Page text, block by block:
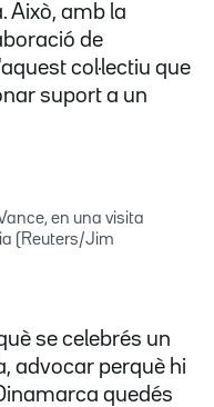
Això, amb la
de
col·lectiu que
suport a un
en una visita
(Reuters/Jim
se celebrés un
advocar perquè hi
quedés